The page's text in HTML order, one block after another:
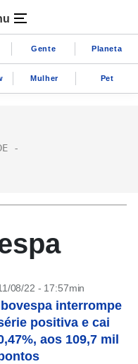
Gente Planeta
Mulher Pet
08/22 - 17:57min
interrompe
positiva e cai
aos 109,7 mil